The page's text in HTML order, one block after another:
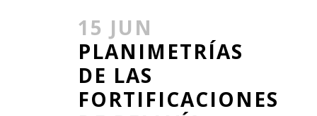
15 JUN
PLANIMETRÍAS
DE LAS
FORTIFICACIONES